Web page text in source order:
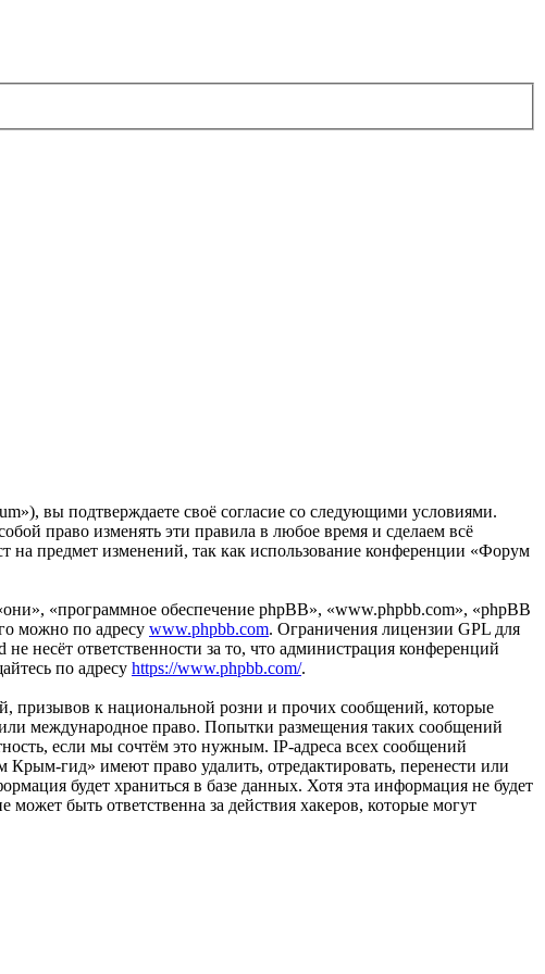
вы подтверждаете своё согласие со следующими условиями.
право изменять эти правила в любое время и сделаем всё
на предмет изменений, так как использование конференции «Форум
«программное обеспечение phpBB», «www.phpbb.com», «phpBB
можно по адресу www.phpbb.com. Ограничения лицензии GPL для
несёт ответственности за то, что администрация конференций
по адресу https://www.phpbb.com/.
призывов к национальной розни и прочих сообщений, которые
международное право. Попытки размещения таких сообщений
если мы сочтём это нужным. IP-адреса всех сообщений
гид» имеют право удалить, отредактировать, перенести или
будет храниться в базе данных. Хотя эта информация не будет
быть ответственна за действия хакеров, которые могут